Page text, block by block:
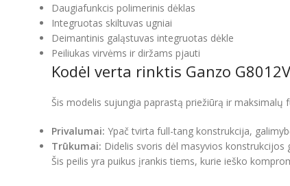
Daugiafunkcis polimerinis dėklas
Integruotas skiltuvas ugniai
Deimantinis galąstuvas integruotas dėkle
Peiliukas virvėms ir diržams pjauti
Kodėl verta rinktis Ganzo
Šis modelis sujungia paprastą priežiūrą ir maksimalų
Privalumai: Ypač tvirta full-tang konstrukcija,
Trūkumai: Didelis svoris dėl masyvios
Šis peilis yra puikus įrankis tiems, kurie ieško